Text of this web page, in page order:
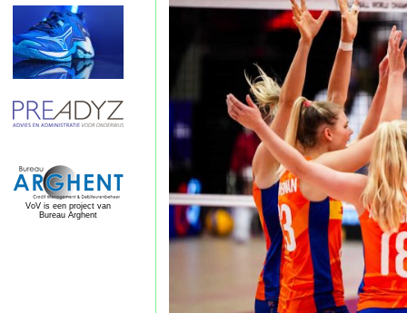
VoV is een project van
Bureau Arghent